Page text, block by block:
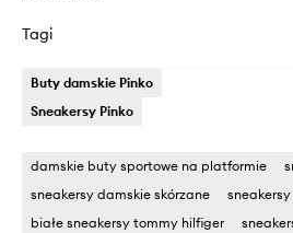
Tagi
Buty damskie Pinko
Sneakersy Pinko
damskie buty sportowe na platformie
sneakersy damskie skórzane
białe sneakersy tommy hilfiger